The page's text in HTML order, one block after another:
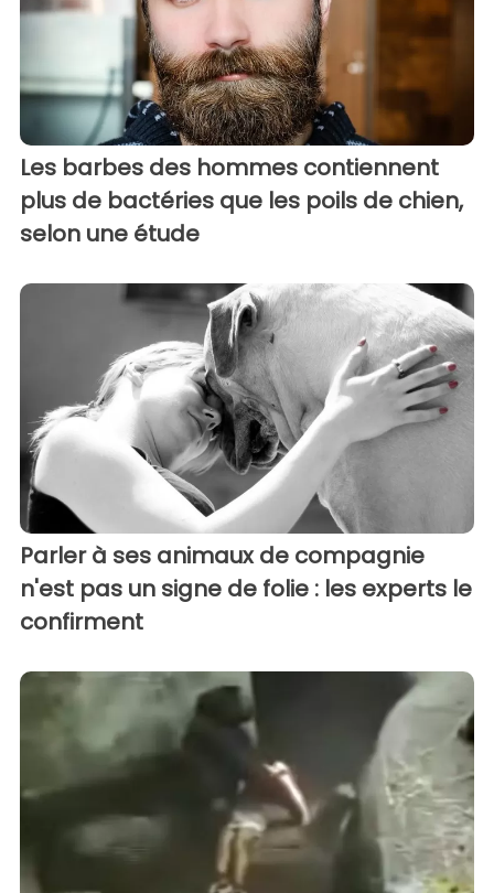
Les barbes des hommes contiennent
plus de bactéries que les poils de chien,
selon une étude
Parler à ses animaux de compagnie
n'est pas un signe de folie : les experts le
confirment